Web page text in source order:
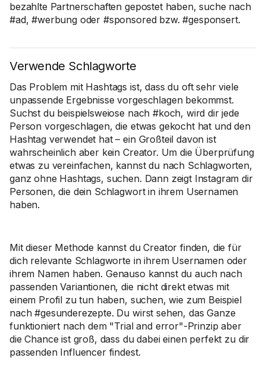
bezahlte Partnerschaften gepostet haben, suche nach
#ad, #werbung oder #sponsored bzw. #gesponsert.
Verwende Schlagworte
Das Problem mit Hashtags ist, dass du oft sehr viele
unpassende Ergebnisse vorgeschlagen bekommst.
Suchst du beispielsweiose nach #koch, wird dir jede
Person vorgeschlagen, die etwas gekocht hat und den
Hashtag verwendet hat – ein Großteil davon ist
wahrscheinlich aber kein Creator. Um die Überprüfung
etwas zu vereinfachen, kannst du nach Schlagworten,
ganz ohne Hashtags, suchen. Dann zeigt Instagram dir
Personen, die dein Schlagwort in ihrem Usernamen
haben.
Mit dieser Methode kannst du Creator finden, die für
dich relevante Schlagworte in ihrem Usernamen oder
ihrem Namen haben. Genauso kannst du auch nach
passenden Variantionen, die nicht direkt etwas mit
einem Profil zu tun haben, suchen, wie zum Beispiel
nach #gesunderezepte. Du wirst sehen, das Ganze
funktioniert nach dem "Trial and error"-Prinzip aber
die Chance ist groß, dass du dabei einen perfekt zu dir
passenden Influencer findest.